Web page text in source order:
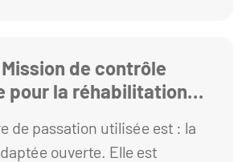
Mission de contrôle
pour la réhabilitation
de passation utilisée est : la
ouverte. Elle est